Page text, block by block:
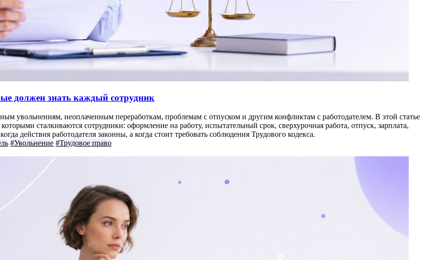
должен знать каждый сотрудник
увольнениям, неоплаченным переработкам, проблемам с отпуском и другим конфликтам с работодателем. В этой статье
сталкиваются сотрудники: оформление на работу, испытательный срок, сверхурочная работа, отпуск, зарплата,
действия работодателя законны, а когда стоит требовать соблюдения Трудового кодекса.
#Увольнение #Трудовое право